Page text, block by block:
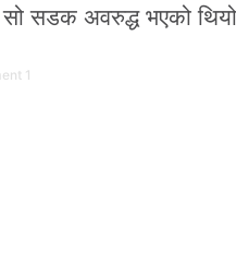
सो सडक अवरुद्ध भएको
1